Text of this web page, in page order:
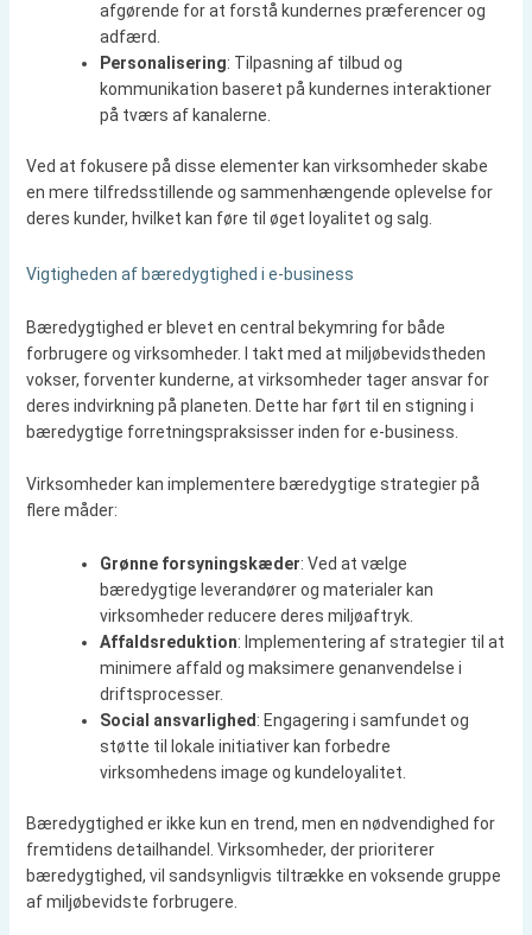
afgørende for at forstå kundernes præferencer og
adfærd.
Personalisering: Tilpasning af tilbud og
kommunikation baseret på kundernes interaktioner
på tværs af kanalerne.
Ved at fokusere på disse elementer kan virksomheder skabe
en mere tilfredsstillende og sammenhængende oplevelse for
deres kunder, hvilket kan føre til øget loyalitet og salg.
Vigtigheden af bæredygtighed i e-business
Bæredygtighed er blevet en central bekymring for både
forbrugere og virksomheder. I takt med at miljøbevidstheden
vokser, forventer kunderne, at virksomheder tager ansvar for
deres indvirkning på planeten. Dette har ført til en stigning i
bæredygtige forretningspraksisser inden for e-business.
Virksomheder kan implementere bæredygtige strategier på
flere måder:
Grønne forsyningskæder: Ved at vælge
bæredygtige leverandører og materialer kan
virksomheder reducere deres miljøaftryk.
Affaldsreduktion: Implementering af strategier til at
minimere affald og maksimere genanvendelse i
driftsprocesser.
Social ansvarlighed: Engagering i samfundet og
støtte til lokale initiativer kan forbedre
virksomhedens image og kundeloyalitet.
Bæredygtighed er ikke kun en trend, men en nødvendighed for
fremtidens detailhandel. Virksomheder, der prioriterer
bæredygtighed, vil sandsynligvis tiltrække en voksende gruppe
af miljøbevidste forbrugere.